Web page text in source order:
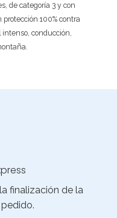
de categoría 3 y con
100% contra
intenso, conducción,
finalización de la